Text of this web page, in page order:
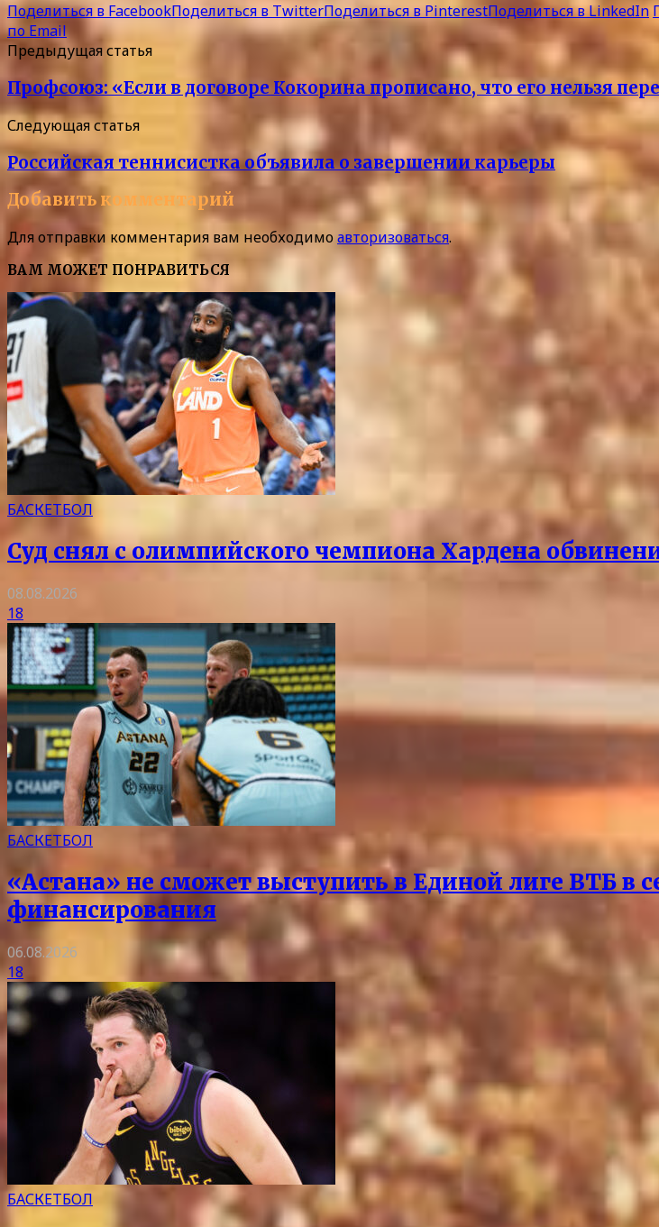
Поделиться в FacebookПоделиться в TwitterПоделиться в PinterestПоделиться в LinkedIn
по Email
Предыдущая статья
Профсоюз: «Если в договоре Кокорина прописано, что его нельзя
Следующая статья
Российская теннисистка объявила о завершении карьеры
Добавить комментарий
Для отправки комментария вам необходимоавторизоваться.
ВАМ МОЖЕТ ПОНРАВИТЬСЯ
БАСКЕТБОЛ
Суд снял с олимпийского чемпиона Хардена
08.08.2026
18
БАСКЕТБОЛ
«Астана» не сможет выступить в Единой лиге ВТБ в
финансирования
06.08.2026
18
БАСКЕТБОЛ